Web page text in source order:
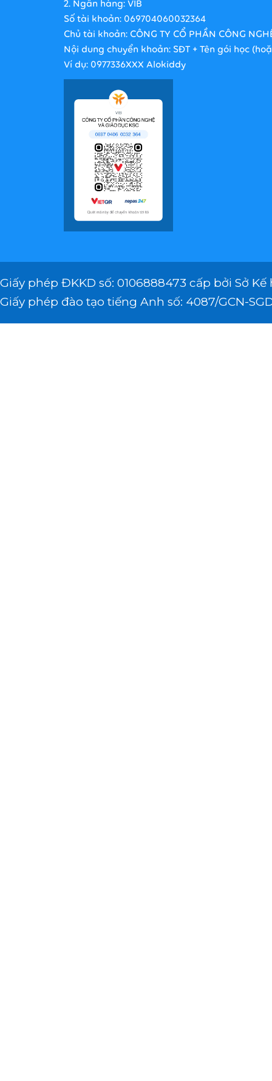
2. Ngân hàng: VIB
Số tài khoản: 069704060032364
Chủ tài khoản: CÔNG TY CỔ PHẦN CÔNG
Nội dung chuyển khoản: SĐT + Tên gói học
Ví dụ: 0977336XXX Alokiddy
Giấy phép ĐKKD số: 0106888473 cấp bởi Sở
Giấy phép đào tạo tiếng Anh số: 4087/GCN-